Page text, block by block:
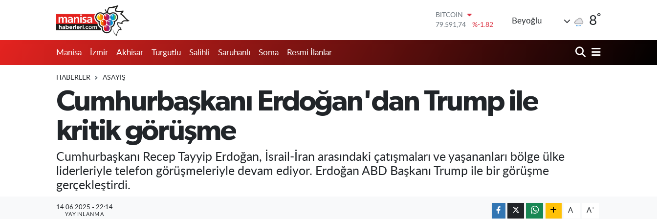
DOLAR
45,43620
%0.02
61,60380
%0.18
BİST100
14.598,00
%0
BITCOIN
Beyoğlu 8°
Manisa İzmir Akhisar Turgutlu Salihli Saruhanlı Soma Resmi İlanlar
HABERLER ASAYIŞ
Cumhurbaşkanı Erdoğan'dan Trump ile
kritik görüşme
Cumhurbaşkanı Recep Tayyip Erdoğan, İsrail-İran arasındaki çatışmaları ve yaşananları bölge ülke
liderleriyle telefon görüşmeleriyle devam ediyor. Erdoğan ABD Başkanı Trump ile bir görüşme
gerçekleştirdi.
14.06.2025 - 22:14
YAYINLANMA
A- A+
Saruhanlı
Resmi İlanlar
Manisa Nöbetçi Eczaneler
Manisa Trafik Yoğunluk Haritası
Süper Lig Puan Durumu ve Fikstür
Tüm Manşetler
Son Dakika Haberleri
Haber Arşivi